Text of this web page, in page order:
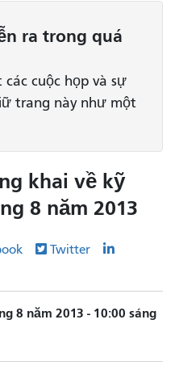
ra trong quá
các cuộc họp và sự
trang này như một
khai về kỹ
8 năm 2013
Twitter
8 năm 2013 - 10:00 sáng